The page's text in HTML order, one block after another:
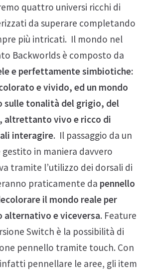
quattro universi ricchi di
da superare completando
più intricati. Il mondo nel
Backworlds è composto da
e perfettamente simbiotiche:
e vivido, ed un mondo
sulle tonalità del grigio, del
altrettanto vivo e ricco di
interagire. Il passaggio da un
in maniera davvero
tramite l’utilizzo dei dorsali di
praticamente da pennello
il mondo reale per
alternativo e viceversa. Feature
Switch è la possibilità di
pennello tramite touch. Con
pennellare le aree, gli item